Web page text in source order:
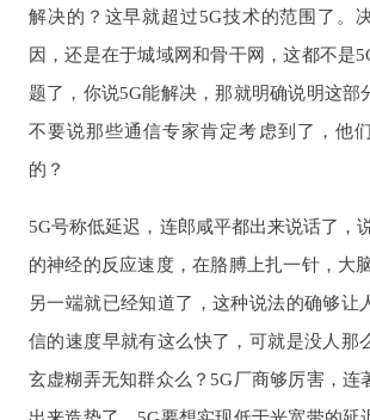
解决的？这早就超过5G技术的范围了。
因，还是在于城域网和骨干网，这都不是
题了，你说5G能解决，那就明确说明这部
不要说那些通信专家肯定考虑到了，他
的？
5G号称低延迟，连郎咸平都出来说话了，
的神经的反应速度，在胳膊上扎一针，大
另一端就已经知道了，这种说法的确够让
信的速度早就有这么快了，可就是没人那
玄虚糊弄无知群众么？5G厂商够厉害，连